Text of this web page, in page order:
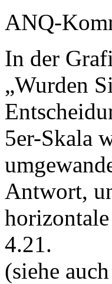
ANQ-
In der
„Wurden
5er-Skala
Antwort,
4.21.
(siehe